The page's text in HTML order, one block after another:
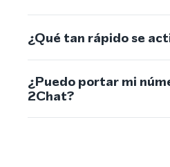
¿Qué tan rápido se
¿Puedo portar mi
2Chat?